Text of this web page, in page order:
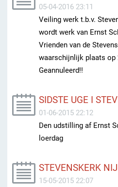
05-04-2016 23:11
Veiling werk t.b.v.
wordt werk van Ernst
Vrienden van de
waarschijnlijk plaats op
Geannuleerd!!
SIDSTE UGE I
01-06-2015 22:12
Den udstilling af Ernst
loerdag
STEVENSKERK
15-05-2015 22:07